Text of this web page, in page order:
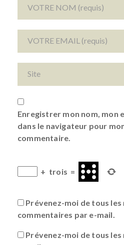
Enregistrer mon nom, mon
dans le navigateur pour
commentaire.
+ trois =
Prévenez-moi de tous les
commentaires par e-mail.
Prévenez-moi de tous